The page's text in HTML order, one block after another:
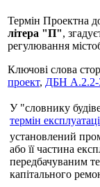
Термін Проектна
літера "П",
регулювання
Ключові слова
проект, ДБН А.2.2-
У "словнику
термін
установлений
або її частина
передбачуваним
капітального